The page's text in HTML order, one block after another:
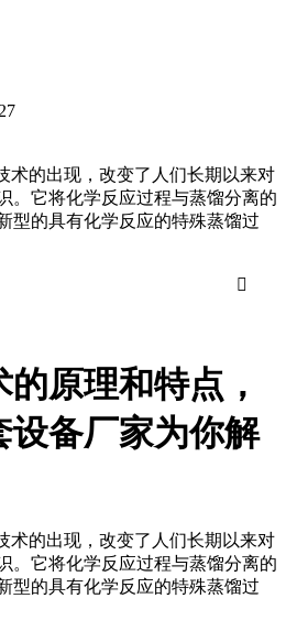
术的出现，改变了人们长期以来对
。它将化学反应过程与蒸馏分离的
型的具有化学反应的特殊蒸馏过

原理和特点，
设备厂家为你解
术的出现，改变了人们长期以来对
。它将化学反应过程与蒸馏分离的
型的具有化学反应的特殊蒸馏过